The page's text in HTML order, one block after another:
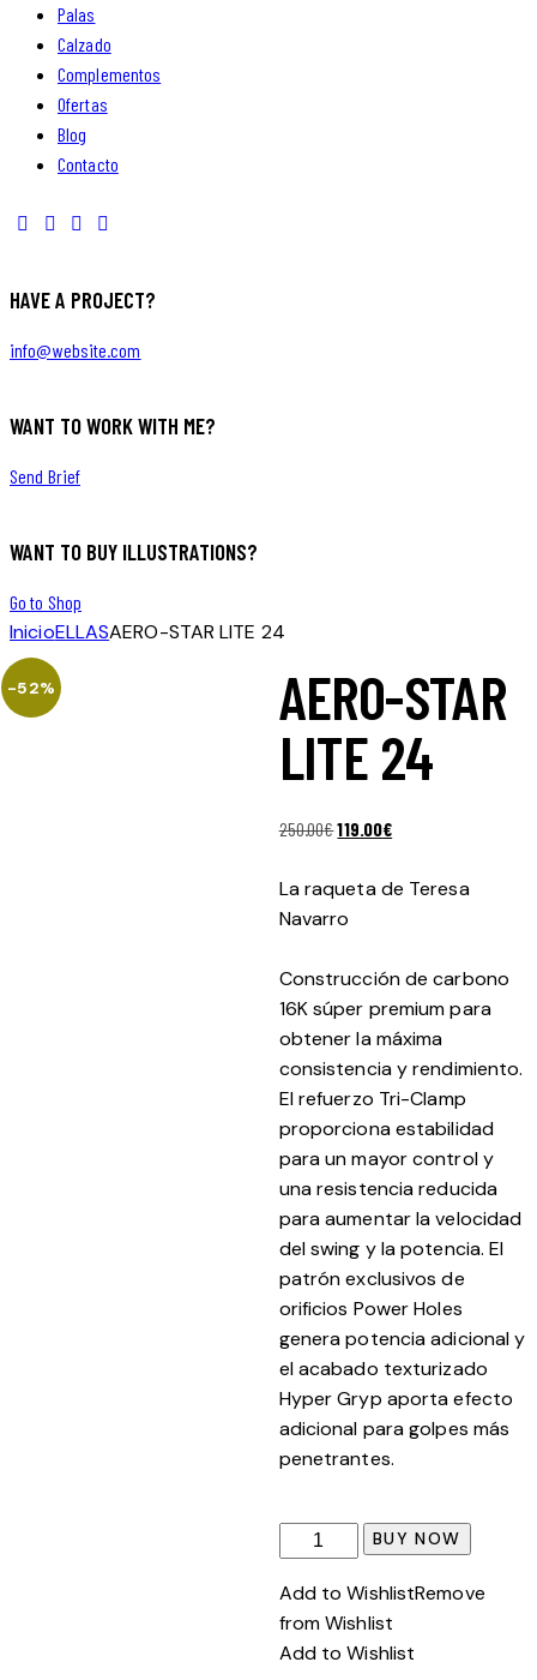
Palas
Calzado
Complementos
Ofertas
Blog
Contacto
HAVE A PROJECT?
info@website.com
WANT TO WORK WITH ME?
Send Brief
WANT TO BUY ILLUSTRATIONS?
Go to Shop
InicioELLASAERO-STAR LITE 24
-52%
AERO-STAR
LITE 24
250.00€El
original
era:
119.00€El
actual
La raqueta de Teresa
Navarro
Construcción de carbono
16K súper premium para
obtener la máxima
consistencia y rendimiento.
El refuerzo Tri-Clamp
proporciona estabilidad
para un mayor control y
una resistencia reducida
para aumentar la velocidad
del swing y la potencia. El
patrón exclusivos de
orificios Power Holes
genera potencia adicional y
el acabado texturizado
Hyper Gryp aporta efecto
adicional para golpes más
penetrantes.
AERO-
STAR
LITE
24
cantidad
BUY NOW
Add to WishlistRemove
from Wishlist
Add to Wishlist